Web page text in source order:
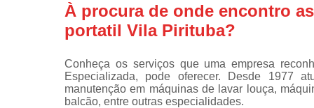
máquinas
lava e
de fogão
À procura de onde encontro
portatil Vila Pirituba?
Conheça os serviços que uma empresa
Especializada, pode oferecer. Desde 1977
manutenção em máquinas de lavar louça,
balcão, entre outras especialidades.